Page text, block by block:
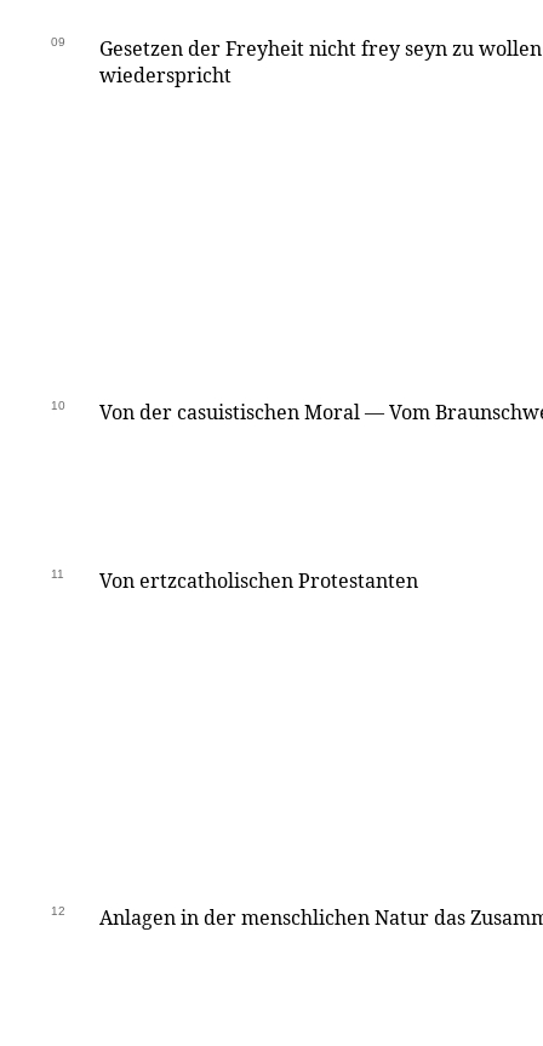
09
Gesetzen der Freyheit nicht frey seyn zu
wiederspricht
10 Von der casuistischen Moral — Vom
11 Von ertzcatholischen Protestanten
12 Anlagen in der menschlichen Natur das